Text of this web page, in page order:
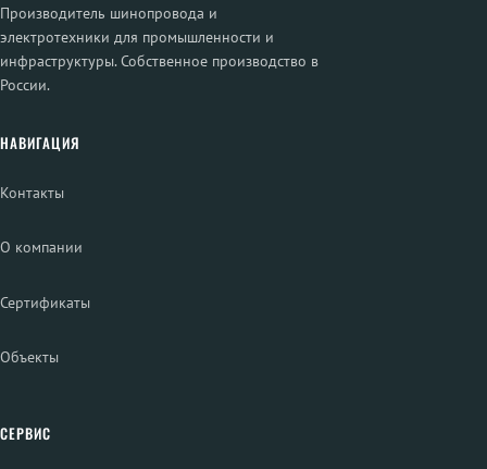
Производитель шинопровода и
электротехники для промышленности и
инфраструктуры. Собственное производство в
России.
НАВИГАЦИЯ
Контакты
О компании
Сертификаты
Объекты
СЕРВИС